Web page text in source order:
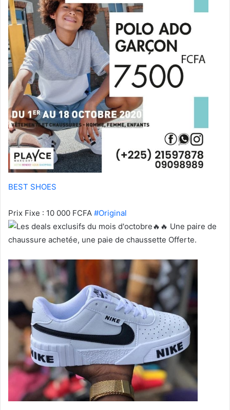
BEST SHOES
Prix Fixe : 10 000 FCFA #Original
Une paire de
chaussure achetée, une paie de chaussette Offerte.